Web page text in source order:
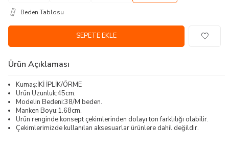
Beden Tablosu
SEPETE EKLE
Ürün Açıklaması
Kumaş:İKİ İPLİK/ÖRME
Ürün Uzunluk:45cm.
Modelin Bedeni:38/M beden.
Manken Boyu:1.68cm.
Ürün renginde konsept çekimlerinden dolayı ton farklılığı olabilir.
Çekimlerimizde kullanılan aksesuarlar ürünlere dahil değildir.